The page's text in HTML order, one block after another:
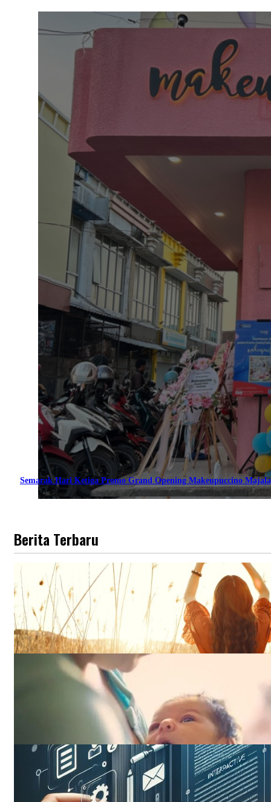
Semarak Hari Ketiga Promo Grand Opening Makeupuccino
Berita Terbaru